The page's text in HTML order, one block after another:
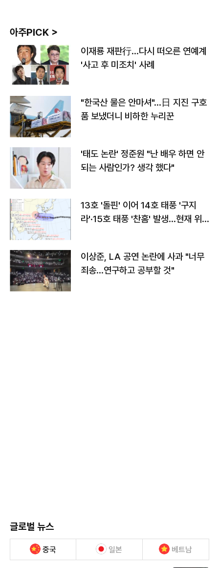
아주PICK >
이재룡 재판行…다시 떠오른 연예계
'사고 후 미조치' 사례
"한국산 물은 안마셔"…日 지진 구호
품 보냈더니 비하한 누리꾼
'태도 논란' 정준원 "난 배우 하면 안
되는 사람인가? 생각 했다"
13호 '돌핀' 이어 14호 태풍 '구지
라'·15호 태풍 '찬홈' 발생…현재 위
이상준, LA 공연 논란에 사과 "너무
죄송…연구하고 공부할 것"
글로벌 뉴스
중국 일본 베트남